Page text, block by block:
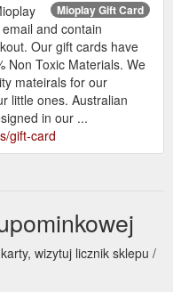
Mioplay Gift Card
and contain
Our gift cards have
Non Toxic Materials. We
mateirals for our
little ones. Australian
in our ...
gift-card
wizytuj licznik sklepu /